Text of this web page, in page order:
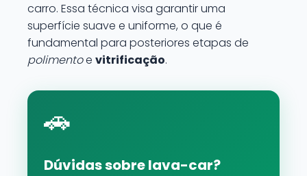
carro. Essa técnica visa garantir uma
superfície suave e uniforme, o que é
fundamental para posteriores etapas de
polimentoe vitrificação.
🚗
Dúvidas sobre lava-car?